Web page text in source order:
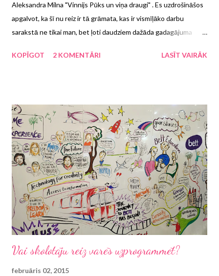
Aleksandra Milna "Vinnijs Pūks un viņa draugi" . Es uzdrošināšos
apgalvot, ka šī nu reiz ir tā grāmata, kas ir vismīļāko darbu
sarakstā ne tikai man, bet ļoti daudziem dažāda gadagājuma
aktualitāti nevienā laikmetā un pasaules nostūrī. Šķiet, visi
draugiem ir Sivēns. Mīļa, jauka, tuva draudzība starp diviem
stāsta tēliem, kas ne vienam vien liek citēt domu graudus un
ticēt, ka pasaule ir skaista. Līdz tam brīdim 2015. gada janvārī,
kad nācās saķert galvu un iesaukties - vai tiešām grāmatas par
cūkām nu ir nevēlamās literatūras sarakstā?
KOPĪGOT 2 KOMENTĀRI LASĪT VAIRĀK
Vai skolotāju reiz varēs uzprogrammēt?
februāris 02, 2015